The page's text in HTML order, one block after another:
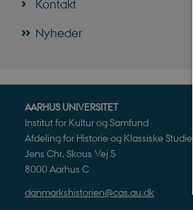
Kontakt
Nyheder
AARHUS UNIVERSITET
Institut for Kultur og Samfund
Afdeling for Historie og Klassiske Studier
Jens Chr. Skous Vej 5
8000 Aarhus C
danmarkshistorien@cas.au.dk